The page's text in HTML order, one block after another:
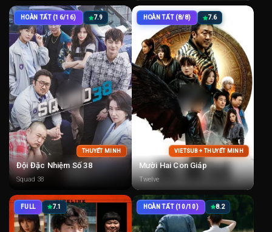
HOÀN TẤT (16/16) 7.9
THUYẾT MINH
Đội Đặc Nhiệm Số 38
Squad 38
HOÀN TẤT (8/8) 7.6
VIETSUB + THUYẾT MINH
Mười Hai Con Giáp
Twelve
FULL 7.1 HOÀN TẤT (10/10) 8.2